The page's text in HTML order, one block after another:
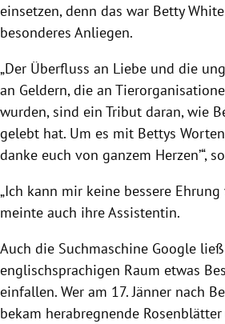
einsetzen, denn das war Betty
besonderes Anliegen.
„Der Überfluss an Liebe und die
an Geldern, die an
wurden, sind ein Tribut daran, wie
gelebt hat. Um es mit Bettys
danke euch von ganzem Herzen’“,
„Ich kann mir keine bessere Ehrung
meinte auch ihre Assistentin.
Auch die Suchmaschine Google
englischsprachigen Raum etwas
einfallen. Wer am 17. Jänner nach
bekam herabregnende